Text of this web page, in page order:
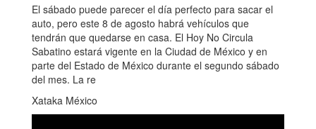
El sábado puede parecer el día perfecto para sacar el
auto, pero este 8 de agosto habrá vehículos que
tendrán que quedarse en casa. El Hoy No Circula
Sabatino estará vigente en la Ciudad de México y en
parte del Estado de México durante el segundo sábado
del mes. La re
Xataka México